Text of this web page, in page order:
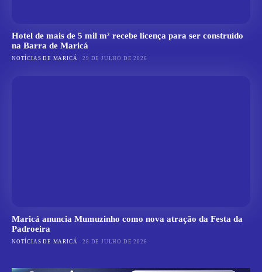
Hotel de mais de 5 mil m² recebe licença para ser construído
na Barra de Maricá
NOTÍCIAS DE MARICÁ 29 DE JULHO DE 2026
Maricá anuncia Mumuzinho como nova atração da Festa da
Padroeira
NOTÍCIAS DE MARICÁ 28 DE JULHO DE 2026